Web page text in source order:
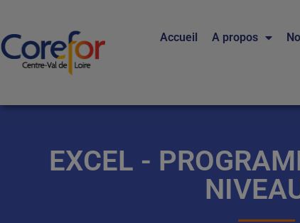
Accueil A propos
EXCEL -